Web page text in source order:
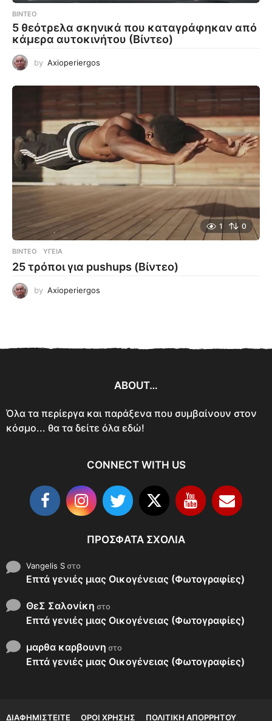
ΒΊΝΤΕΟ
5 θεότρελα σκηνικά που καταγράφηκαν από
κάμερα αυτοκινήτου (Βίντεο)
by Axioperiergos
1 0
ΒΊΝΤΕΟ ΥΓΕΊΑ
25 τρόποι για pushups (Βίντεο)
by Axioperiergos
ABOUT…
Όλα τα περίεργα και παράξενα που συμβαίνουν στον
κόσμο... θα τα δείτε όλα εδώ!
CONNECT WITH US
ΠΡΌΣΦΑΤΑ ΣΧΌΛΙΑ
Vangelis Sστο
Επτά γενιές μιας Οικογένειας (Φωτογραφίες)
ΘεΣ Σαλονίκη στο
Επτά γενιές μιας Οικογένειας (Φωτογραφίες)
μαρθα καρβουνη στο
Επτά γενιές μιας Οικογένειας (Φωτογραφίες)
ΔΙΑΦΗΜΙΣΤΕΊΤΕ ΌΡΟΙ ΧΡΉΣΗΣ ΠΟΛΙΤΙΚΉ ΑΠΟΡΡΉΤΟΥ